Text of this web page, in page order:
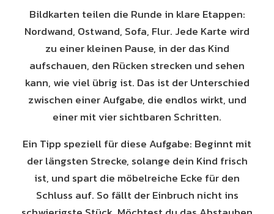
Bildkarten teilen die Runde in klare Etappen:
Nordwand, Ostwand, Sofa, Flur. Jede Karte wird
zu einer kleinen Pause, in der das Kind
aufschauen, den Rücken strecken und sehen
kann, wie viel übrig ist. Das ist der Unterschied
zwischen einer Aufgabe, die endlos wirkt, und
einer mit vier sichtbaren Schritten.
Ein Tipp speziell für diese Aufgabe: Beginnt mit
der längsten Strecke, solange dein Kind frisch
ist, und spart die möbelreiche Ecke für den
Schluss auf. So fällt der Einbruch nicht ins